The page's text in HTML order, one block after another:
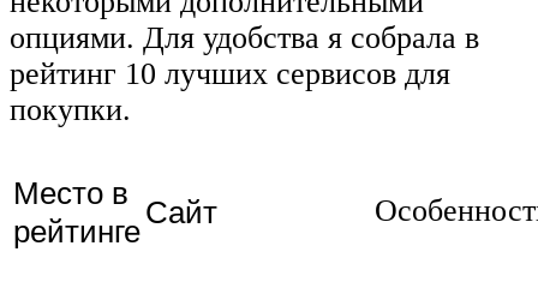
опциями. Для удобства я собрала в
рейтинг 10 лучших сервисов для
покупки.
Место в
рейтингеСайт